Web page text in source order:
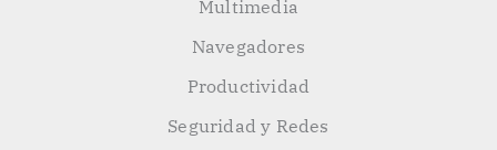
Multimedia
Navegadores
Productividad
Seguridad y Redes